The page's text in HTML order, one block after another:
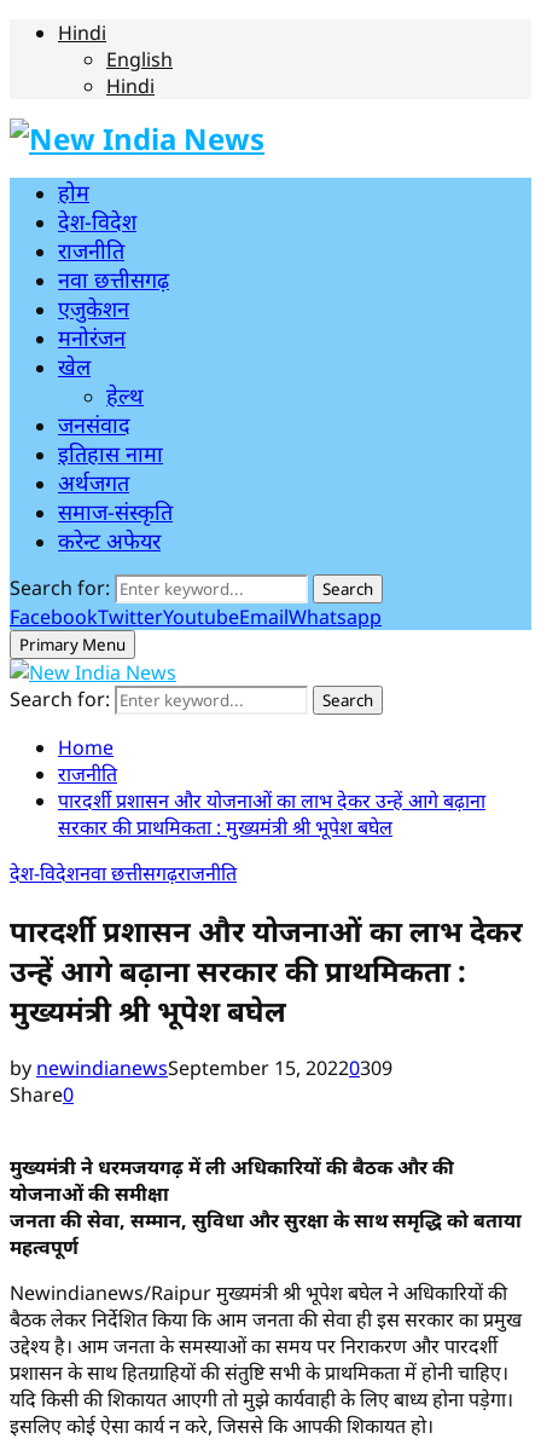
Hindi
English
Hindi
होम
देश-विदेश
राजनीति
नवा छत्तीसगढ़
एजुकेशन
मनोरंजन
खेल
हेल्थ
जनसंवाद
इतिहास नामा
अर्थजगत
समाज-संस्कृति
करेन्ट अफेयर
Search for: Search
FacebookTwitterYoutubeEmailWhatsapp
Primary Menu
Search for: Search
Home
राजनीति
पारदर्शी प्रशासन और योजनाओं का लाभ देकर उन्हें आगे बढ़ाना
सरकार की प्राथमिकता : मुख्यमंत्री श्री भूपेश बघेल
देश-विदेशनवा छत्तीसगढ़राजनीति
पारदर्शी प्रशासन और योजनाओं का लाभ देकर
उन्हें आगे बढ़ाना सरकार की प्राथमिकता :
मुख्यमंत्री श्री भूपेश बघेल
by newindianewsSeptember 15, 20220309
Share0
मुख्यमंत्री ने धरमजयगढ़ में ली अधिकारियों की बैठक और की
योजनाओं की समीक्षा
जनता की सेवा, सम्मान, सुविधा और सुरक्षा के साथ समृद्धि को बताया
महत्वपूर्ण
Newindianews/Raipur मुख्यमंत्री श्री भूपेश बघेल ने अधिकारियों की
बैठक लेकर निर्देशित किया कि आम जनता की सेवा ही इस सरकार का प्रमुख
उद्देश्य है। आम जनता के समस्याओं का समय पर निराकरण और पारदर्शी
प्रशासन के साथ हितग्राहियों की संतुष्टि सभी के प्राथमिकता में होनी चाहिए।
यदि किसी की शिकायत आएगी तो मुझे कार्यवाही के लिए बाध्य होना पड़ेगा।
इसलिए कोई ऐसा कार्य न करे, जिससे कि आपकी शिकायत हो।